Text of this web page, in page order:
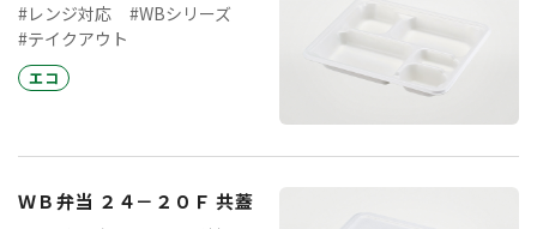
#レンジ対応
#WBシリーズ
#テイクアウト
エコ
ＷＢ弁当 ２４－２０Ｆ 共蓋